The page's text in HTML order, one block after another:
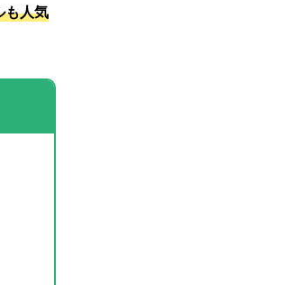
も人気